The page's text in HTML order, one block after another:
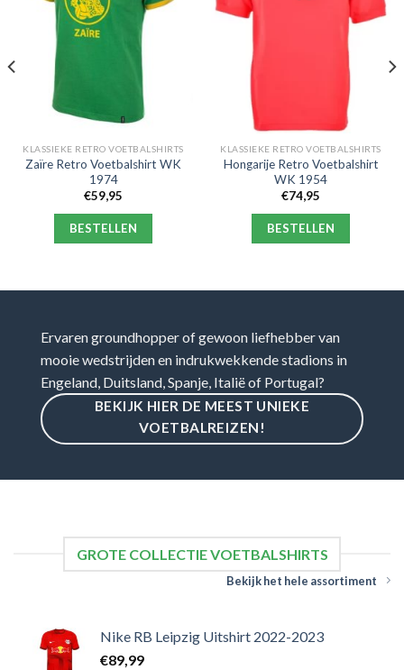
KLASSIEKE RETRO VOETBALSHIRTS
Zaïre Retro Voetbalshirt WK
1974
€59,95
BESTELLEN
KLASSIEKE RETRO VOETBALSHIRTS
Hongarije Retro Voetbalshirt
WK 1954
€74,95
BESTELLEN
Ervaren groundhopper of gewoon liefhebber van
mooie wedstrijden en indrukwekkende stadions in
Engeland, Duitsland, Spanje, Italië of Portugal?
BEKIJK HIER DE MEEST UNIEKE
VOETBALREIZEN!
GROTE COLLECTIE VOETBALSHIRTS
Bekijk het hele assortiment
Nike RB Leipzig Uitshirt 2022-2023
€89,99